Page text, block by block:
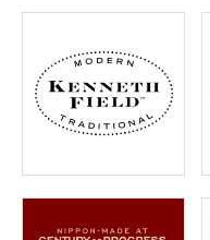
プライバシーポリシー
特定商取引法について
お問い合わせ
OFFICIAL WEB SITE